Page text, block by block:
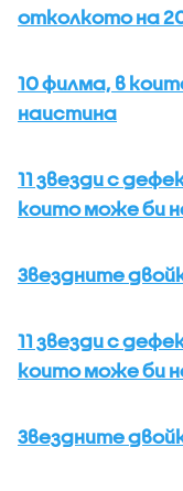
отколкото на
10 филма, в
наистина
11 звезди с
които може би
Звездните
11 звезди с
които може би
Звездните